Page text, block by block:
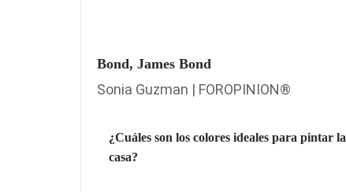
Bond, James Bond
Sonia Guzman | FOROPINION®
¿Cuáles son los colores ideales para pintar la
casa?